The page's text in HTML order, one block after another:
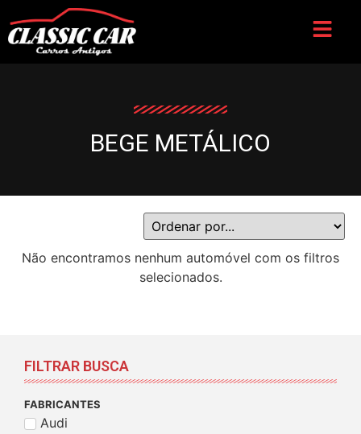
BEGE METÁLICO
FILTRAR BUSCA
FABRICANTES
Audi
Não encontramos nenhum automóvel com os filtros
selecionados.